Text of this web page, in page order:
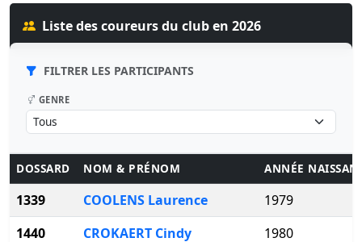
Liste des coureurs du club en 2026
FILTRER LES PARTICIPANTS
GENRE
DOSSARD NOM & PRÉNOM ANNÉE
1339 COOLENS Laurence
1979
1440
CROKAERT Cindy
1980